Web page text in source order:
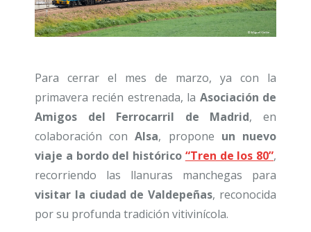
Para cerrar el mes de marzo, ya con la
primavera recién estrenada, la Asociación de
Amigos del Ferrocarril de Madrid, en
colaboración conAlsa, propone un nuevo
viaje a bordo del histórico “Tren de los 80”,
recorriendo las llanuras manchegas para
visitar la ciudad de Valdepeñas, reconocida
por su profunda tradición vitivinícola.